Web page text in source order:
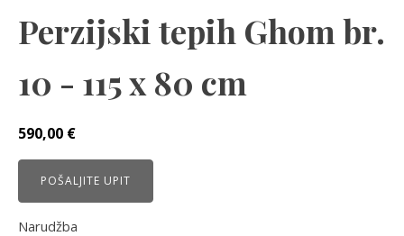
Perzijski tepih Ghom br.
10 - 115 x 80 cm
590,00 €
POŠALJITE UPIT
Narudžba